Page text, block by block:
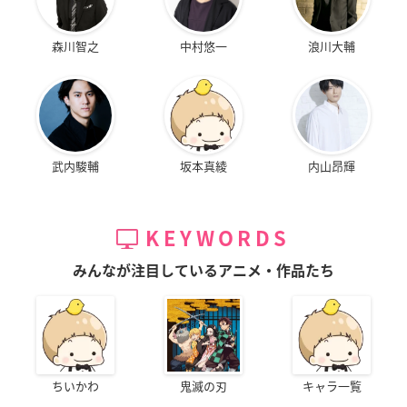
森川智之 中村悠一 浪川大輔
武内駿輔 坂本真綾 内山昂輝
KEYWORDS
みんなが注目しているアニメ・作品たち
ちいかわ 鬼滅の刃 キャラ一覧